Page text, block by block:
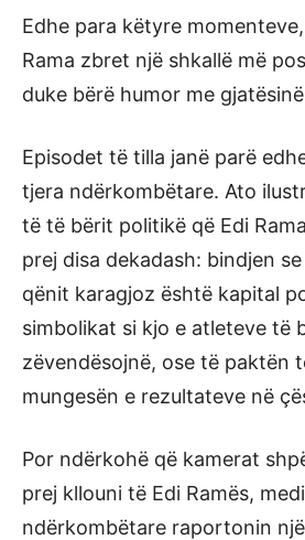
Edhe para këtyre
Rama zbret një shkallë më
duke bërë humor me
Episodet të tilla janë parë
tjera ndërkombëtare. Ato
të të bërit politikë që Edi
prej disa dekadash: bindjen
qënit karagjoz është kapital
simbolikat si kjo e atleteve të
zëvendësojnë, ose të paktën
mungesën e rezultateve në
Por ndërkohë që kamerat
prej kllouni të Edi Ramës,
ndërkombëtare raportonin